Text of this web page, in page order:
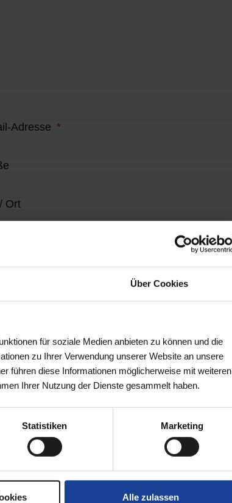
Über Cookies
für soziale Medien anbieten zu können und die
zu Ihrer Verwendung unserer Website an unsere
führen diese Informationen möglicherweise mit weiteren
Ihrer Nutzung der Dienste gesammelt haben.
Statistiken Marketing
Alle zulassen
Adresse
Ort